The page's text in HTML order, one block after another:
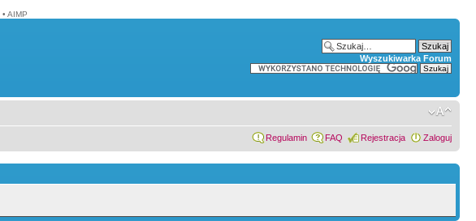
• AIMP
Wyszukiwarka Forum
Regulamin FAQ Rejestracja Zaloguj